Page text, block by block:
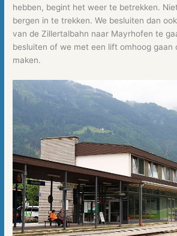
hebben, begint het weer te betrekken.
bergen in te trekken. We besluiten dan
van de Zillertalbahn naar Mayrhofen te
besluiten of we met een lift omhoog gaan
maken.